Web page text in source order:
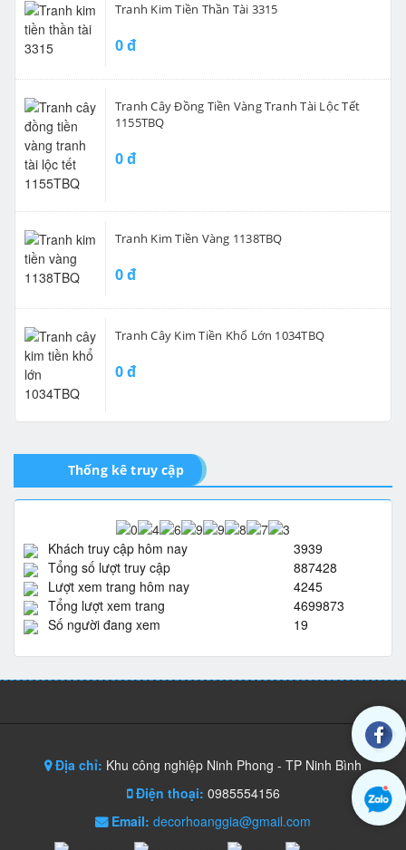
Tranh Kim Tiền Thần Tài 3315
0 đ
Tranh Cây Đồng Tiền Vàng Tranh Tài Lộc Tết
1155TBQ
0 đ
Tranh Kim Tiền Vàng 1138TBQ
0 đ
Tranh Cây Kim Tiền Khổ Lớn 1034TBQ
0 đ
Thống kê truy cập
Khách truy cập hôm nay
3939
Tổng số lượt truy cập
887428
Lượt xem trang hôm nay
4245
Tổng lượt xem trang
4699873
Số người đang xem
19
Địa chỉ: Khu công nghiệp Ninh Phong - TP Ninh Bình
Điện thoại: 0985554156
Email: decorhoanggia@gmail.com